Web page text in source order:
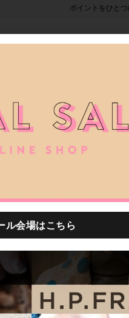
ポイントをひと
ール 40th限定 ピアス